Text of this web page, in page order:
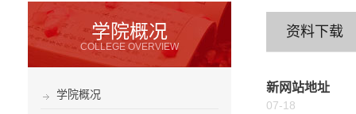
学院概况
COLLEGE OVERVIEW
学院概况
资料下载
新网站地址
07-18